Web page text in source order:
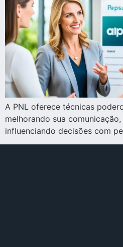
A PNL oferece técnicas
melhorando sua
influenciando decisões com